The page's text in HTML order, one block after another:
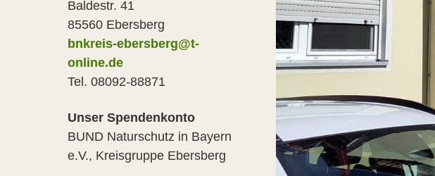
Baldestr. 41
85560 Ebersberg
bnkreis-ebersberg@t-
online.de
Tel. 08092-88871
Unser Spendenkonto
BUND Naturschutz in Bayern
e.V., Kreisgruppe Ebersberg